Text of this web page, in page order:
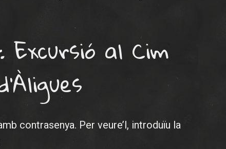
al Cim
contrasenya. Per veure’l, introduïu la